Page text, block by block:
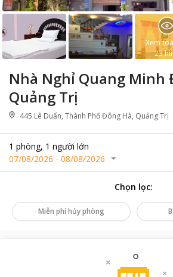
Nhà Nghỉ Quang Minh
Quảng Trị
445 Lê Duẩn, Thành Phố Đông Hà, Quảng Trị
1 phòng, 1 người lớn
07/08/2026 - 08/08/2026
Xem
23
Chọn lọc:
Miễn phí hủy phòng